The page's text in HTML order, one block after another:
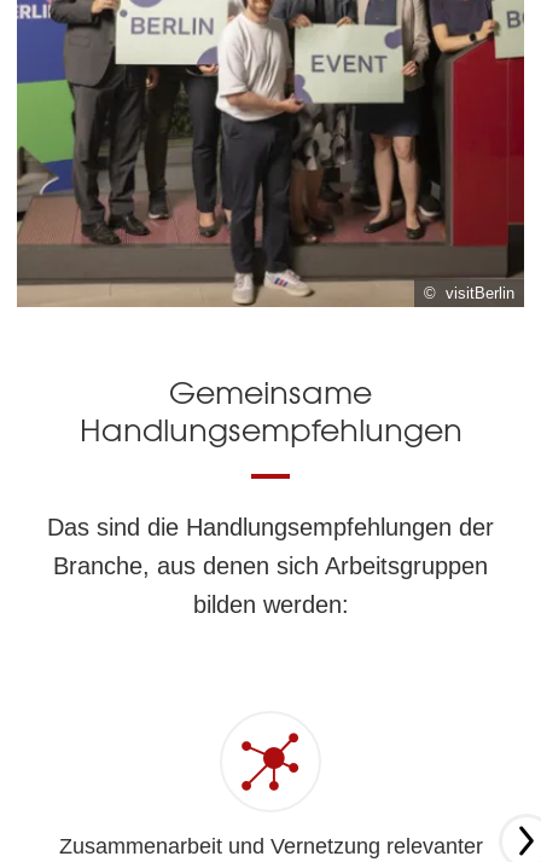
© visitBerlin
Gemeinsame
Handlungsempfehlungen
Das sind die Handlungsempfehlungen der
Branche, aus denen sich Arbeitsgruppen
bilden werden:
Zusammenarbeit und Vernetzung relevanter